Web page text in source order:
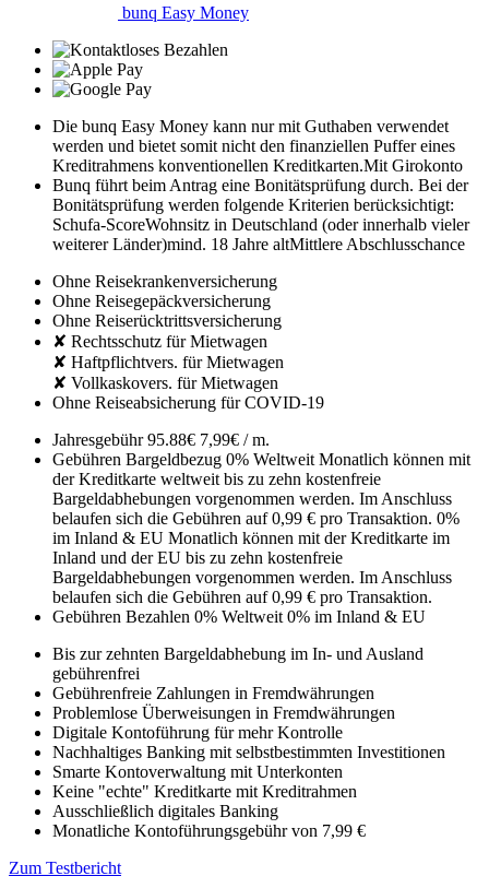
bunq Easy Money
Die bunq Easy Money kann nur mit Guthaben verwendet
werden und bietet somit nicht den finanziellen Puffer eines
Kreditrahmens konventionellen Kreditkarten.Mit Girokonto
Bunq führt beim Antrag eine Bonitätsprüfung durch. Bei der
Bonitätsprüfung werden folgende Kriterien berücksichtigt:
Schufa-ScoreWohnsitz in Deutschland (oder innerhalb vieler
weiterer Länder)mind. 18 Jahre altMittlere Abschlusschance
Ohne Reisekrankenversicherung
Ohne Reisegepäckversicherung
Ohne Reiserücktrittsversicherung
✘ Rechtsschutz für Mietwagen
✘ Haftpflichtvers. für Mietwagen
✘ Vollkaskovers. für Mietwagen
Ohne Reiseabsicherung für COVID-19
Jahresgebühr 95.88€ 7,99€ / m.
Gebühren Bargeldbezug 0% Weltweit Monatlich können mit
der Kreditkarte weltweit bis zu zehn kostenfreie
Bargeldabhebungen vorgenommen werden. Im Anschluss
belaufen sich die Gebühren auf 0,99 € pro Transaktion. 0%
im Inland & EU Monatlich können mit der Kreditkarte im
Inland und der EU bis zu zehn kostenfreie
Bargeldabhebungen vorgenommen werden. Im Anschluss
belaufen sich die Gebühren auf 0,99 € pro Transaktion.
Gebühren Bezahlen 0% Weltweit 0% im Inland & EU
Bis zur zehnten Bargeldabhebung im In- und Ausland
gebührenfrei
Gebührenfreie Zahlungen in Fremdwährungen
Problemlose Überweisungen in Fremdwährungen
Digitale Kontoführung für mehr Kontrolle
Nachhaltiges Banking mit selbstbestimmten Investitionen
Smarte Kontoverwaltung mit Unterkonten
Keine "echte" Kreditkarte mit Kreditrahmen
Ausschließlich digitales Banking
Monatliche Kontoführungsgebühr von 7,99 €
Zum Testbericht